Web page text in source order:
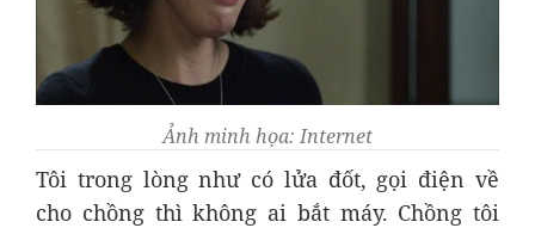
Ảnh minh họa: Internet
Tôi trong lòng như có lửa đốt, gọi điện về
cho chồng thì không ai bắt máy. Chồng tôi